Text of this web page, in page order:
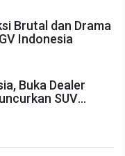
Brutal dan Drama
Indonesia
Buka Dealer
SUV